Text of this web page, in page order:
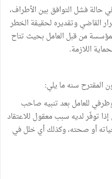
حالة فشل التوافق بين الأطراف،
القاضي وتقديره لحقيقة الخطر
من قبل العامل بحيث تتاح
اللازمة.
المقترح سنه ما يلي:
للعامل بعد تنبيه صاحب
توفّر لديه سبب معقول للاعتقاد
أو صحته، وكذلك أي خلل في